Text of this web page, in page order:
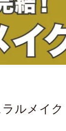
ルメイ